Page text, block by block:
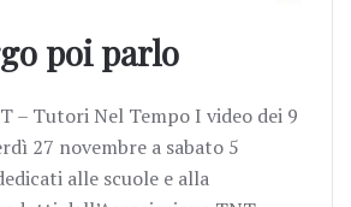
poi parlo
– Tutori Nel Tempo I video dei 9
27 novembre a sabato 5
alle scuole e alla